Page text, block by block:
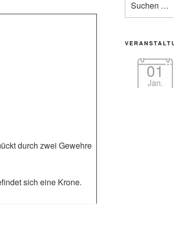
durch zwei Gewehre
sich eine Krone.
nach:
01
Jan.